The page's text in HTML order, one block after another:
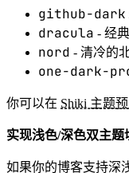
github-dark
dracula - 经
nord - 清冷的
one-dark-
你可以在 Shiki 主题
实现浅色/深色双主题
如果你的博客支持深